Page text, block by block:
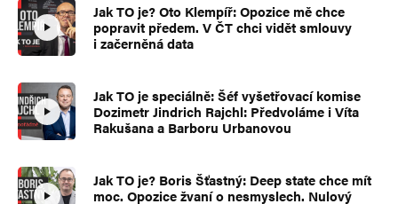
Jak TO je? Oto Klempíř: Opozice mě chce
popravit předem. V ČT chci vidět smlouvy
i začerněná data
Jak TO je speciálně: Šéf vyšetřovací komise
Dozimetr Jindrich Rajchl: Předvoláme i Víta
Rakušana a Barboru Urbanovou
Jak TO je? Boris Šťastný: Deep state chce mít
moc. Opozice žvaní o nesmyslech. Nulový